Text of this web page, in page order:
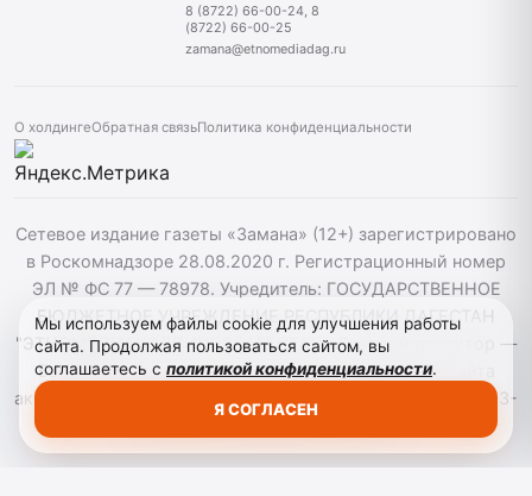
8 (8722) 66-00-24, 8
(8722) 66-00-25
zamana@etnomediadag.ru
О холдингеОбратная связьПолитика конфиденциальности
Сетевое издание газеты «Замана» (12+) зарегистрировано
в Роскомнадзоре 28.08.2020 г. Регистрационный номер
ЭЛ № ФС 77 — 78978. Учредитель: ГОСУДАРСТВЕННОЕ
БЮДЖЕТНОЕ УЧРЕЖДЕНИЕ РЕСПУБЛИКИ ДАГЕСТАН
"ЭТНОМЕДИАХОЛДИНГ "ДАГЕСТАН". Главный редактор —
Багомедов Р.Р. При использовании материалов сайта
активная гиперссылка на zamana.info обязательна. ©️ 2013-
Мы используем файлы cookie для улучшения работы
сайта. Продолжая пользоваться сайтом, вы
соглашаетесь с политикой конфиденциальности.
Я СОГЛАСЕН